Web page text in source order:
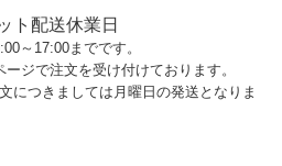
ト配送休業日
～17:00までです。
ジで注文を受け付けております。
につきましては月曜日の発送となりま